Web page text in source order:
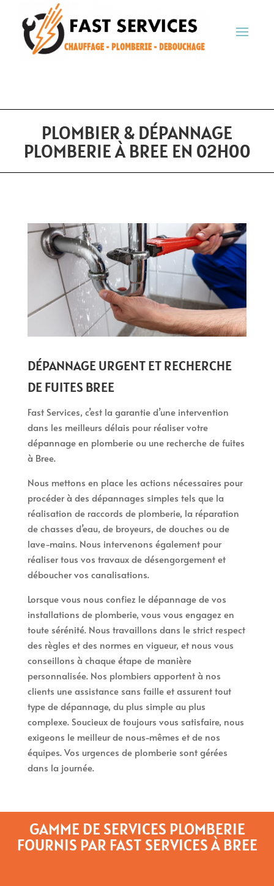
PLOMBIER & DÉPANNAGE
PLOMBERIE À BREE EN 02H00
DÉPANNAGE URGENT ET RECHERCHE
DE FUITES BREE
Fast Services, c’est la garantie d’une intervention
dans les meilleurs délais pour réaliser votre
dépannage en plomberie ou une recherche de fuites
à Bree.
Nous mettons en place les actions nécessaires pour
procéder à des dépannages simples tels que la
réalisation de raccords de plomberie, la réparation
de chasses d’eau, de broyeurs, de douches ou de
lave-mains. Nous intervenons également pour
réaliser tous vos travaux de désengorgement et
déboucher vos canalisations.
Lorsque vous nous confiez le dépannage de vos
installations de plomberie, vous vous engagez en
toute sérénité. Nous travaillons dans le strict respect
des règles et des normes en vigueur, et nous vous
conseillons à chaque étape de manière
personnalisée. Nos plombiers apportent à nos
clients une assistance sans faille et assurent tout
type de dépannage, du plus simple au plus
complexe. Soucieux de toujours vous satisfaire, nous
exigeons le meilleur de nous-mêmes et de nos
équipes. Vos urgences de plomberie sont gérées
dans la journée.
GAMME DE SERVICES PLOMBERIE
FOURNIS PAR FAST SERVICES À BREE